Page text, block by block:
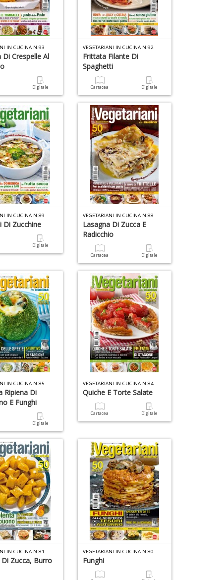
IN CUCINA N.93
Di Crespelle Al
Digitale
VEGETARIANI IN CUCINA N.92
Frittata Filante Di
Spaghetti
Cartacea Digitale
IN CUCINA N.89
Di Zucchine
Digitale
VEGETARIANI IN CUCINA N.88
Lasagna Di Zucca E
Radicchio
Cartacea Digitale
IN CUCINA N.85
Ripiena Di
E Funghi
Digitale
VEGETARIANI IN CUCINA N.84
Quiche E Torte Salate
Cartacea Digitale
IN CUCINA N.81
Di Zucca, Burro
VEGETARIANI IN CUCINA N.80
Funghi